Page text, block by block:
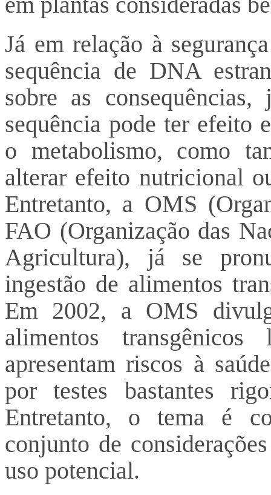
Já em relação à
sequência de DNA
sobre as
sequência pode ter efeito
o metabolismo, como
alterar efeito nutricional
Entretanto, a OMS
FAO (Organização das
Agricultura), já se
ingestão de alimentos
Em 2002, a OMS
alimentos
apresentam riscos à
por testes bastantes
Entretanto, o tema é
conjunto de
uso potencial.